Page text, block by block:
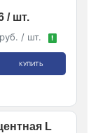
/ шт.
/ шт. !
КУПИТЬ
L